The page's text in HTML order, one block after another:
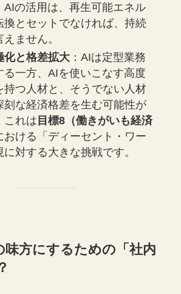
AIの活用は、再生可能エネル
換とセットでなければ、持続
ません。
化と格差拡大 ：AIは定型業務
る一方、AIを使いこなす高度
持つ人材と、そうでない人材
刻な経済格差を生む可能性が
これは 目標8（働きがいも経済
おける「ディーセント・ワー
に対する大きな挑戦です。
味方にするための「社内